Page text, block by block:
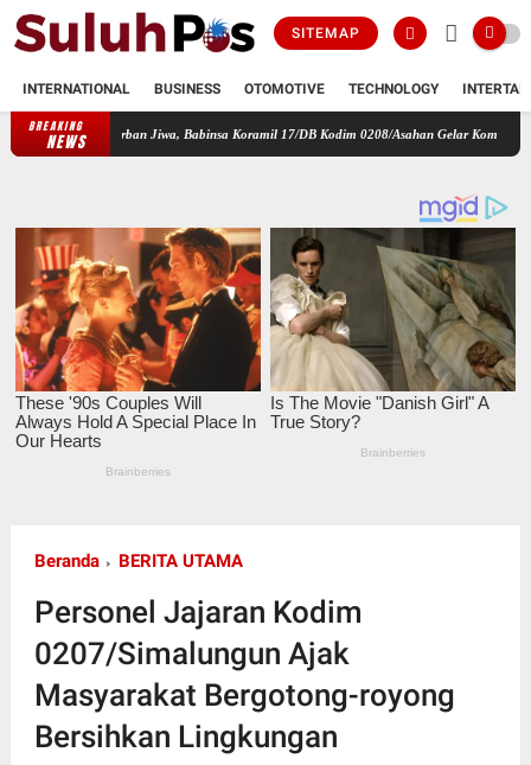
SITEMAP
INTERNATIONAL BUSINESS OTOMOTIVE TECHNOLOGY
BREAKING
NEWS
Korban Jiwa, Babinsa Koramil 17/DB Kodim 0208/Asahan Gelar Komsos Tegur
Beranda BERITA UTAMA
Personel Jajaran Kodim
0207/Simalungun Ajak
Masyarakat Bergotong-royong
Bersihkan Lingkungan